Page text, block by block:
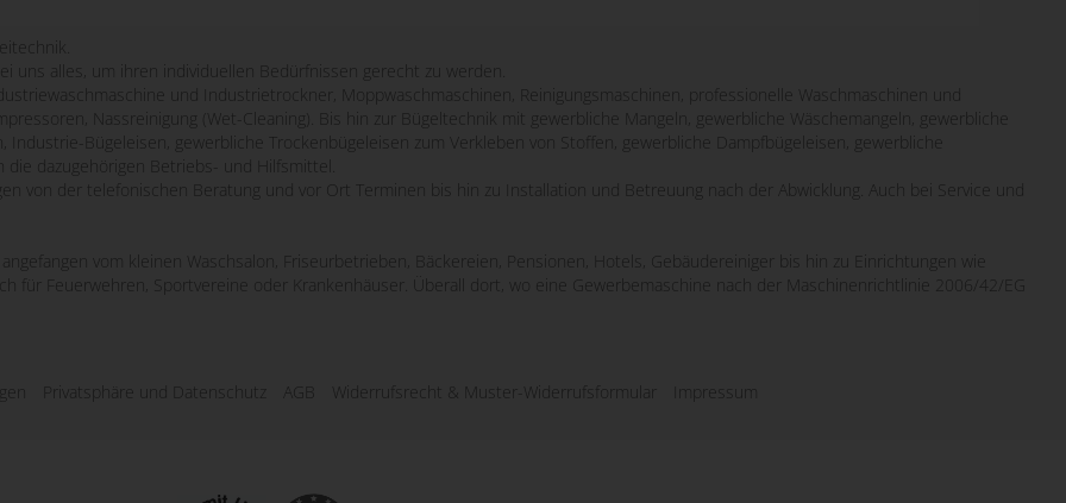
uns alles, um ihren individuellen Bedürfnissen gerecht zu werden.
und Industrietrockner, Moppwaschmaschinen, Reinigungsmaschinen, professionelle Waschmaschinen und
Nassreinigung (Wet-Cleaning). Bis hin zur Bügeltechnik mit gewerbliche Mangeln, gewerbliche Wäschemangeln, gewerbliche
Industrie-Bügeleisen, gewerbliche Trockenbügeleisen zum Verkleben von Stoffen, gewerbliche Dampfbügeleisen, gewerbliche
dazugehörigen Betriebs- und Hilfsmittel.
von der telefonischen Beratung und vor Ort Terminen bis hin zu Installation und Betreuung nach der Abwicklung. Auch bei Service und
vom kleinen Waschsalon, Friseurbetrieben, Bäckereien, Pensionen, Hotels, Gebäudereiniger bis hin zu Einrichtungen wie
für Feuerwehren, Sportvereine oder Krankenhäuser. Überall dort, wo eine Gewerbemaschine nach der Maschinenrichtlinie 2006/42/EG
Privatsphäre und Datenschutz AGB Widerrufsrecht & Muster-Widerrufsformular Impressum